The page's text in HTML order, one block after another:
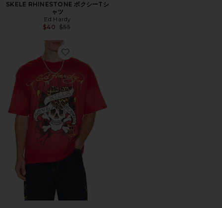
SKELE RHINESTONE ボクシーTシ
ャツ
Ed Hardy
$40 Previous price:
$55
Favorite LKS SKULL ボクシーTシャツ